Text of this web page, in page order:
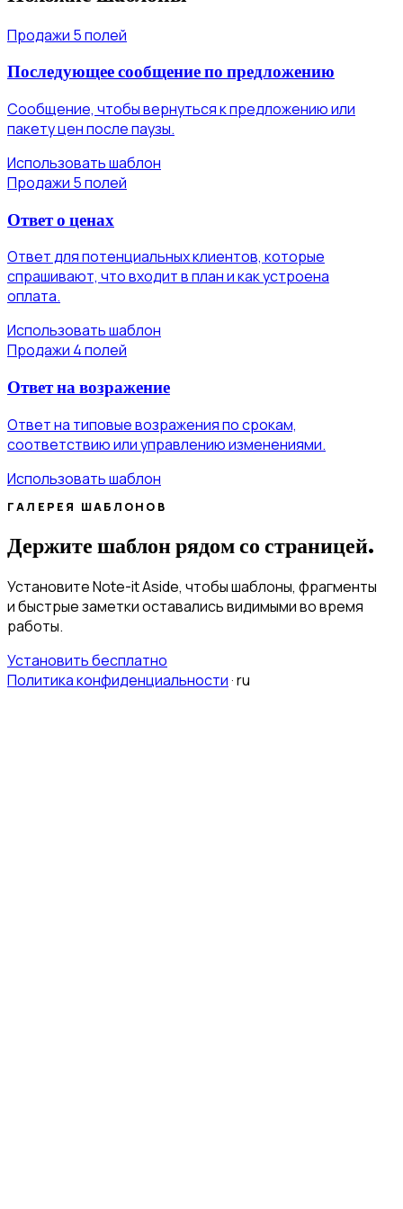
Продажи 5 полей
Последующее сообщение по предложению
Сообщение, чтобы вернуться к предложению или
пакету цен после паузы.
Использовать шаблон
Продажи 5 полей
Ответ о ценах
Ответ для потенциальных клиентов, которые
спрашивают, что входит в план и как устроена
оплата.
Использовать шаблон
Продажи 4 полей
Ответ на возражение
Ответ на типовые возражения по срокам,
соответствию или управлению изменениями.
Использовать шаблон
ГАЛЕРЕЯ ШАБЛОНОВ
Держите шаблон рядом со страницей.
Установите Note-it Aside, чтобы шаблоны, фрагменты
и быстрые заметки оставались видимыми во время
работы.
Установить бесплатно
Политика конфиденциальности·ru